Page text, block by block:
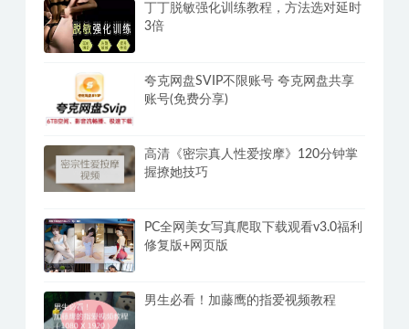
丁丁脱敏强化训练教程，方法选对延时
3倍
夸克网盘SVIP不限账号 夸克网盘共享
账号(免费分享)
高清《密宗真人性爱按摩》120分钟掌
握撩她技巧
PC全网美女写真爬取下载观看v3.0福利
修复版+网页版
男生必看！加藤鹰的指爱视频教程